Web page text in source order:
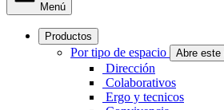
Menú
Productos
Por tipo de espacio Abre este
Dirección
Colaborativos
Ergo y tecnicos